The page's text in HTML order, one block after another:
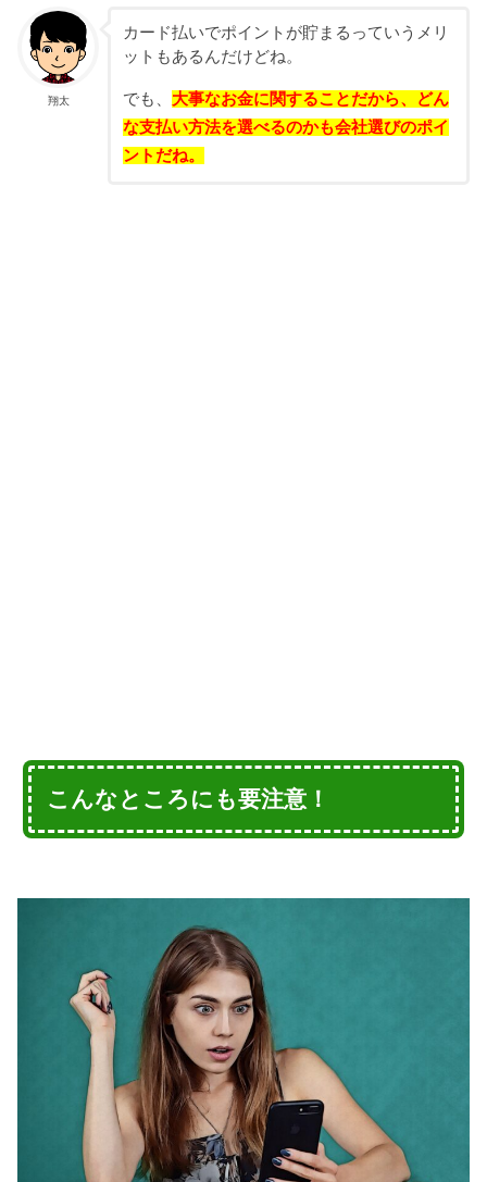
翔太
カード払いでポイントが貯まるっていうメリ
ットもあるんだけどね。
でも、 大事なお金に関することだから、どん
な支払い方法を選べるのかも会社選びのポイ
ントだね。
こんなところにも要注意！